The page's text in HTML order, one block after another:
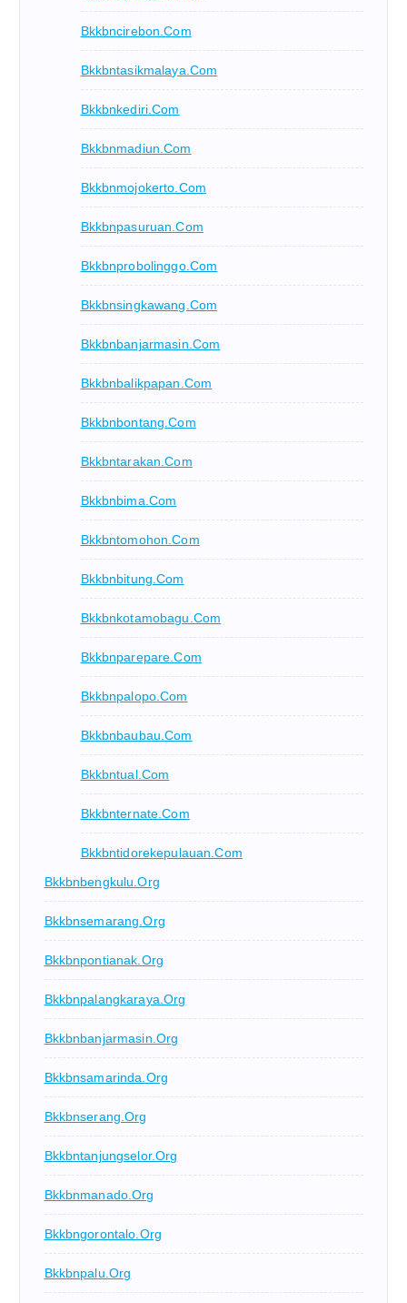
Bkkbncirebon.com
Bkkbntasikmalaya.com
Bkkbnkediri.com
Bkkbnmadiun.com
Bkkbnmojokerto.com
Bkkbnpasuruan.com
Bkkbnprobolinggo.com
Bkkbnsingkawang.com
Bkkbnbanjarmasin.com
Bkkbnbalikpapan.com
Bkkbnbontang.com
Bkkbntarakan.com
Bkkbnbima.com
Bkkbntomohon.com
Bkkbnbitung.com
Bkkbnkotamobagu.com
Bkkbnparepare.com
Bkkbnpalopo.com
Bkkbnbaubau.com
Bkkbntual.com
Bkkbnternate.com
Bkkbntidorekepulauan.com
Bkkbnbengkulu.org
Bkkbnsemarang.org
Bkkbnpontianak.org
Bkkbnpalangkaraya.org
Bkkbnbanjarmasin.org
Bkkbnsamarinda.org
Bkkbnserang.org
Bkkbntanjungselor.org
Bkkbnmanado.org
Bkkbngorontalo.org
Bkkbnpalu.org